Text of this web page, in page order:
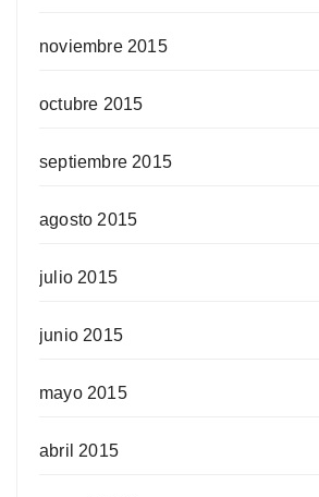
noviembre 2015
octubre 2015
septiembre 2015
agosto 2015
julio 2015
junio 2015
mayo 2015
abril 2015